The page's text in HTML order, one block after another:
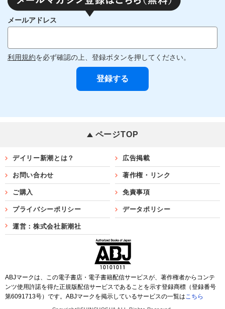
メールアドレス
利用規約を必ず確認の上、登録ボタンを押してください。
ページTOP
デイリー新潮とは？ 広告掲載
お問い合わせ 著作権・リンク
ご購入 免責事項
プライバシーポリシー データポリシー
運営：株式会社新潮社
ABJマークは、この電子書店・電子書籍配信サービスが、著作権者からコンテ
ンツ使用許諾を得た正規版配信サービスであることを示す登録商標（登録番号
第6091713号）です。ABJマークを掲示しているサービスの一覧はこちら